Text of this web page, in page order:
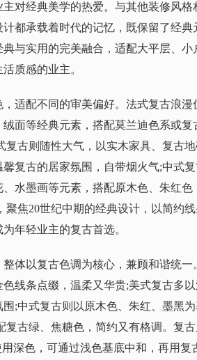
对经典美学的热爱。与其他装修风格
都承载着时代的记忆，既保留了经典
与实用的完美融合，适配大平层、小
质感的业主。
适配不同的审美偏好。法式复古浪漫
面等经典元素，搭配莫兰迪色系或复
复古则随性大气，以实木家具、复古
复古的居家氛围，自带烟火气;中式复
水墨画等元素，搭配原木色、朱红色
聚焦20世纪中期的经典设计，以简约
年轻业主的复古首选。
体以复古色调为核心，兼顾和谐统一
线条点缀，温柔又华贵;美式复古多以
;中式复古则以原木色、朱红、墨黑
复古绿、焦糖色，简约又有格调。复
深色，可通过浅色基底中和，再用复